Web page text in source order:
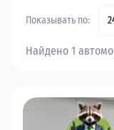
Показывать по:
Найдено 1